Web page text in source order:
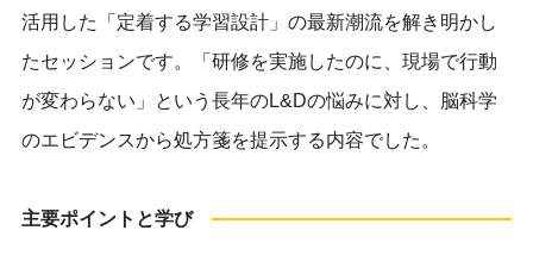
活用した「定着する学習設計」の最新潮流を解き明かし
たセッションです。「研修を実施したのに、現場で行動
が変わらない」という長年のL&Dの悩みに対し、脳科学
のエビデンスから処方箋を提示する内容でした。
主要ポイントと学び